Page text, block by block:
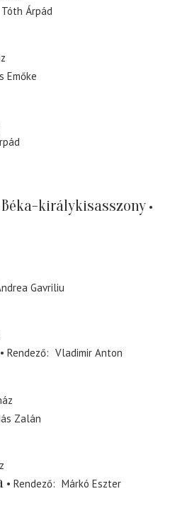
Tóth Árpád
Emőke
Béka-királykisasszony
Gavriliu
Rendező
Vladimir Anton
Zalán
Rendező
Márkó Eszter